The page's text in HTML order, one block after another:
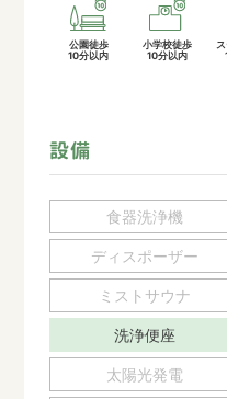
公園徒歩
10分以内
小学校徒歩
10分以内
設備
食器洗浄機
ディスポーザー
ミストサウナ
洗浄便座
太陽光発電